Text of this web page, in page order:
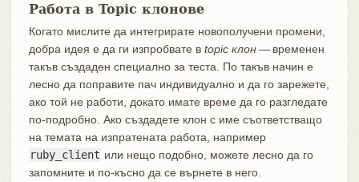
Работа в Topic клонове
Когато мислите да интегрирате новополучени промени,
добра идея е да ги изпробвате в topic клон— временен
такъв създаден специално за теста. По такъв начин е
лесно да поправите пач индивидуално и да го зарежете,
ако той не работи, докато имате време да го разгледате
по-подробно. Ако създадете клон с име съответстващо
на темата на изпратената работа, например
ruby_client или нещо подобно, можете лесно да го
запомните и по-късно да се върнете в него.